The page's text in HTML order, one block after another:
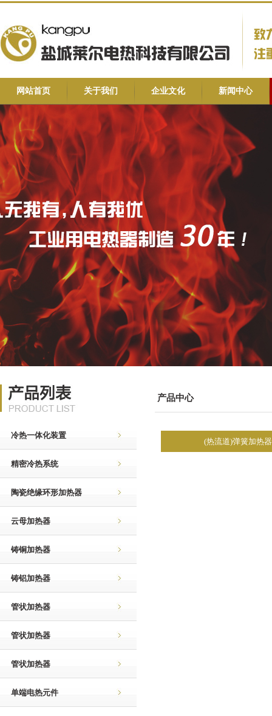
网站首页 关于我们 企业文化 新闻中心
冷热一体化装置
精密冷热系统
陶瓷绝缘环形加热器
云母加热器
铸铜加热器
铸铝加热器
管状加热器
管状加热器
管状加热器
单端电热元件
产品中心
(热流道)弹簧加热器